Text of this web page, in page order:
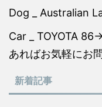
Dog _ Australian
Car _ TOYOTA
あればお気軽にお
新着記事